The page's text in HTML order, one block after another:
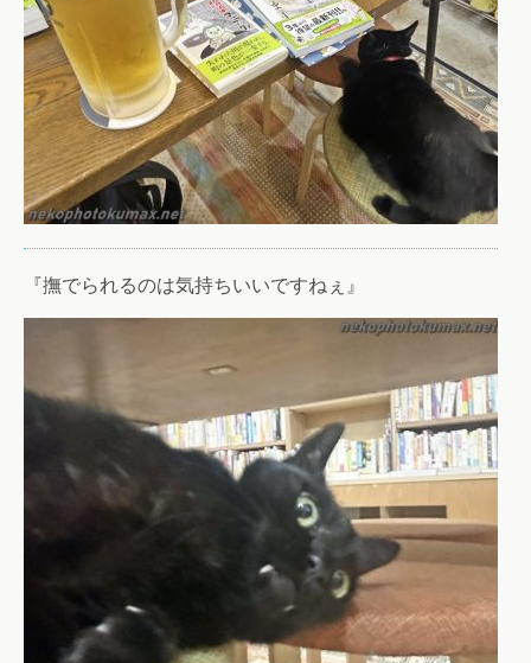
『撫でられるのは気持ちいいですねぇ』